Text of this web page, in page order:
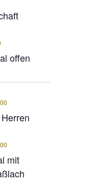
offen
mit